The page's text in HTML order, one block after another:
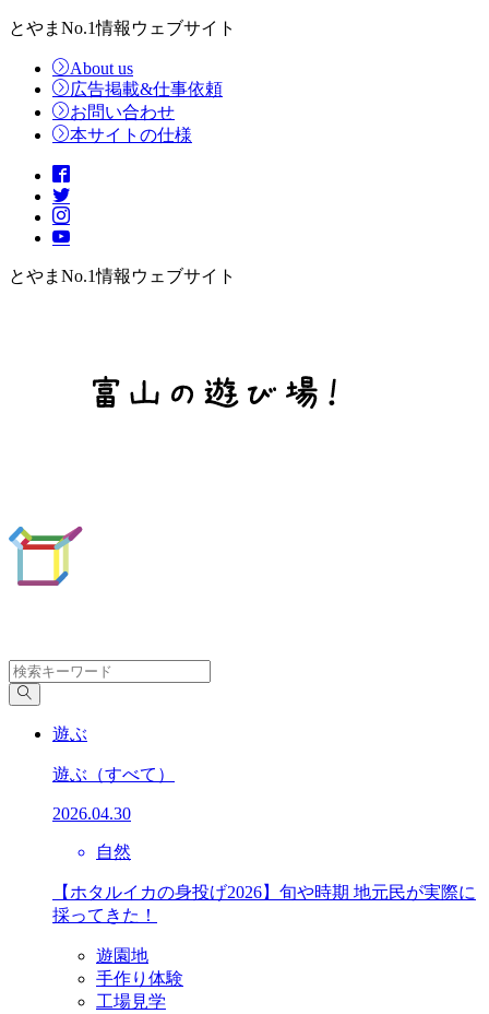
とやまNo.1情報ウェブサイト
About us
広告掲載&仕事依頼
お問い合わせ
本サイトの仕様
とやまNo.1情報ウェブサイト
遊ぶ
遊ぶ （すべて）
2026.04.30
自然
【ホタルイカの身投げ2026】旬や時期 地元民が実際に
採ってきた！
遊園地
手作り体験
工場見学